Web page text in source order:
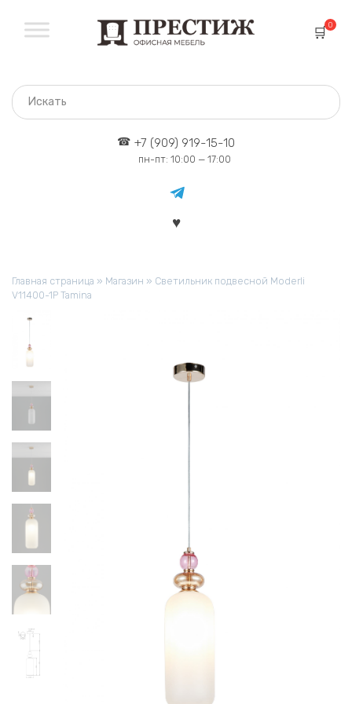
содержанию
0
+7 (909) 919-15-10
пн-пт: 10:00 — 17:00
Главная страница » Магазин » Светильник подвесной Moderli
V11400-1P Tamina